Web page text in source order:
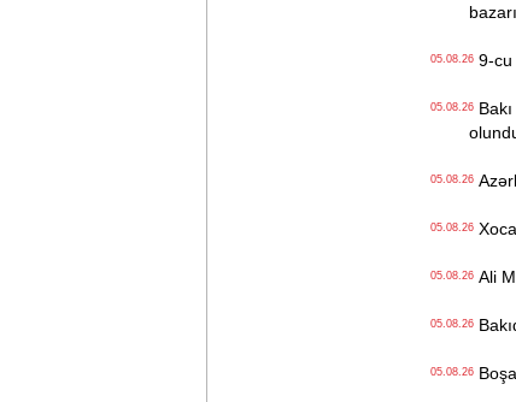
05.08.269-cu
05.08.26Bakı
05.08.26
05.08.26
05.08.26Ali
05.08.26
05.08.26